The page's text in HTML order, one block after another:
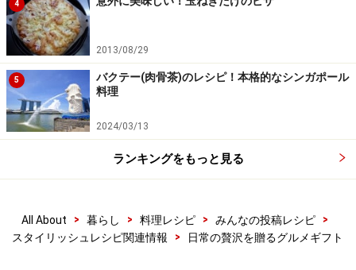
4
2013/08/29
5
バクテー(肉骨茶)のレシピ！本格的なシンガポール
料理
2024/03/13
ランキングをもっと見る
All About > 暮らし > 料理レシピ > みんなの投稿レシピ
>
スタイリッシュレシピ関連情報
> 日常の贅沢を贈るグルメギフト